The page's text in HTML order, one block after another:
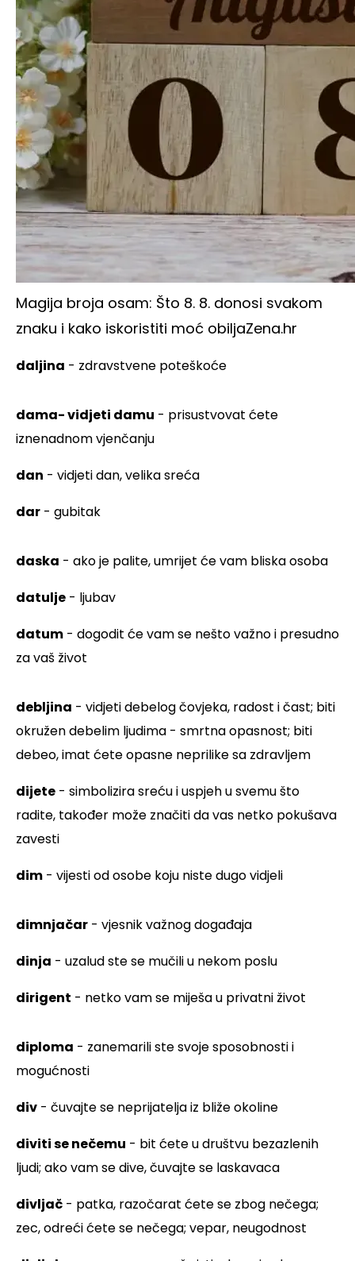
Magija broja osam: Što 8. 8. donosi svakom
znaku i kako iskoristiti moć obiljaZena.hr
daljina - zdravstvene poteškoće
dama- vidjeti damu - prisustvovat ćete
iznenadnom vjenčanju
dan - vidjeti dan, velika sreća
dar - gubitak
daska - ako je palite, umrijet će vam bliska osoba
datulje - ljubav
datum - dogodit će vam se nešto važno i presudno
za vaš život
debljina - vidjeti debelog čovjeka, radost i čast; biti
okružen debelim ljudima - smrtna opasnost; biti
debeo, imat ćete opasne neprilike sa zdravljem
dijete - simbolizira sreću i uspjeh u svemu što
radite, također može značiti da vas netko pokušava
zavesti
dim - vijesti od osobe koju niste dugo vidjeli
dimnjačar - vjesnik važnog događaja
dinja - uzalud ste se mučili u nekom poslu
dirigent - netko vam se miješa u privatni život
diploma - zanemarili ste svoje sposobnosti i
mogućnosti
div - čuvajte se neprijatelja iz bliže okoline
diviti se nečemu - bit ćete u društvu bezazlenih
ljudi; ako vam se dive, čuvajte se laskavaca
divljač - patka, razočarat ćete se zbog nečega;
zec, odreći ćete se nečega; vepar, neugodnost